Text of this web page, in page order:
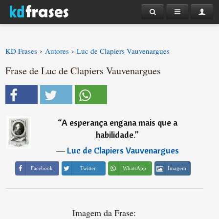
KD Frases › Autores › Luc de Clapiers Vauvenargues
Frase de Luc de Clapiers Vauvenargues
“A esperança engana mais que a
habilidade.”
―Luc de Clapiers Vauvenargues
Facebook Twitter WhatsApp Imagem
Imagem da Frase: